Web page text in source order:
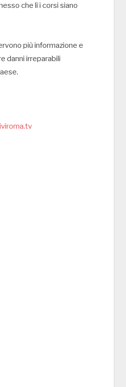
che lì i corsi siano
più informazione e
danni irreparabili